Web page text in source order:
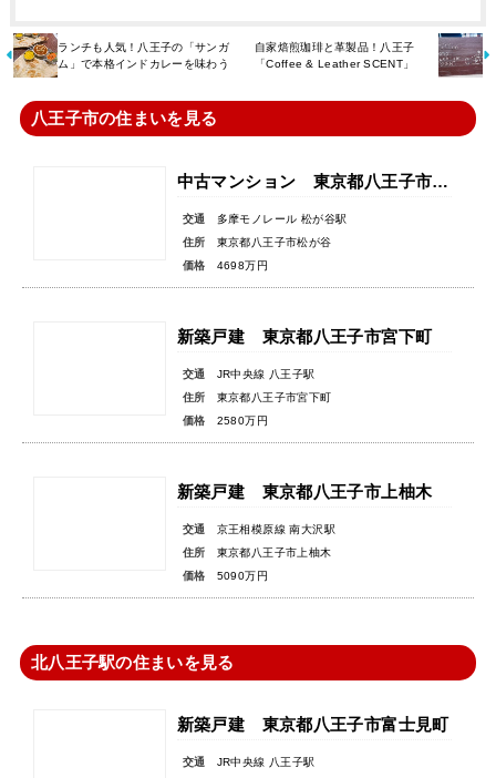
ランチも人気！八王子の「サンガ
ム」で本格インドカレーを味わう
自家焙煎珈琲と革製品！八王子
「Coffee & Leather SCENT」
八王子市の住まいを見る
中古マンション 東京都八王子市松が谷
交通
多摩モノレール 松が谷駅
住所
東京都八王子市松が谷
価格
4698万円
新築戸建 東京都八王子市宮下町
交通
JR中央線 八王子駅
住所
東京都八王子市宮下町
価格
2580万円
新築戸建 東京都八王子市上柚木
交通
京王相模原線 南大沢駅
住所
東京都八王子市上柚木
価格
5090万円
北八王子駅の住まいを見る
新築戸建 東京都八王子市富士見町
交通
JR中央線 八王子駅